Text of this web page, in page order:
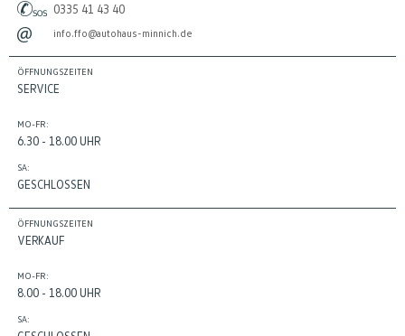
0335 41 43 40
info.ffo@autohaus-minnich.de
ÖFFNUNGSZEITEN
SERVICE
MO-FR:
6.30 - 18.00 UHR
SA:
GESCHLOSSEN
ÖFFNUNGSZEITEN
VERKAUF
MO-FR:
8.00 - 18.00 UHR
SA: